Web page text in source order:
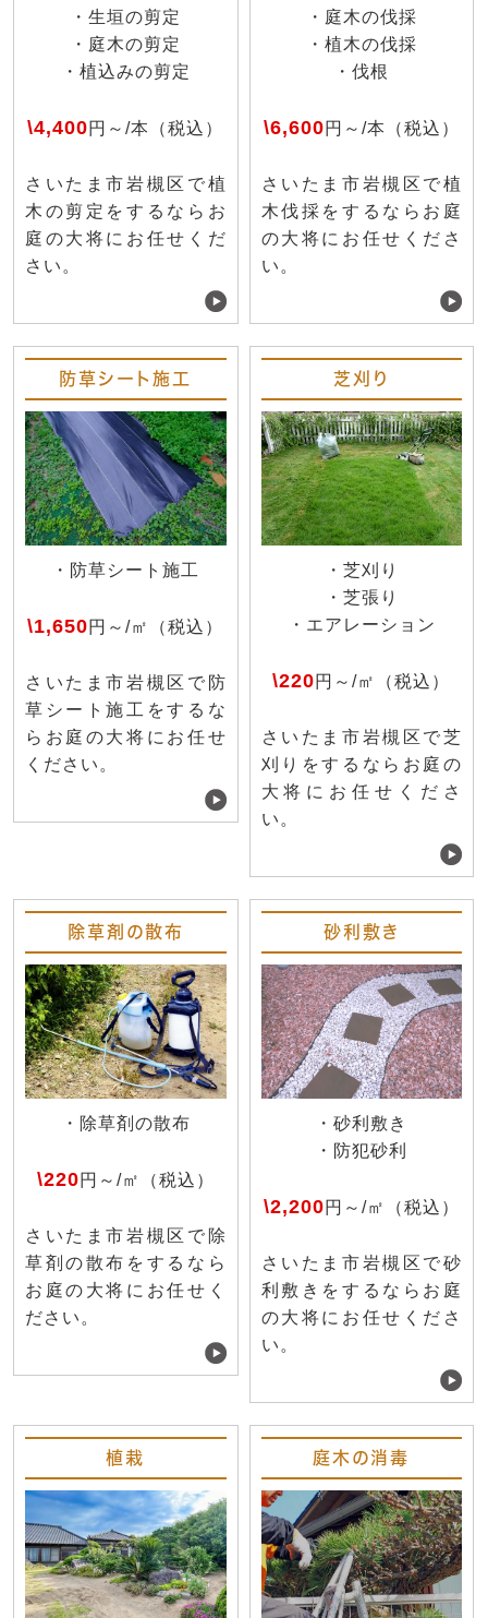
・生垣の剪定
・庭木の剪定
・植込みの剪定
\4,400円～/本（税込）
さいたま市岩槻区で植
木の剪定をするならお
庭の大将にお任せくだ
さい。
・庭木の伐採
・植木の伐採
・伐根
\6,600円～/本（税込）
さいたま市岩槻区で植
木伐採をするならお庭
の大将にお任せくださ
い。
防草シート施工
・防草シート施工
\1,650円～/㎡（税込）
さいたま市岩槻区で防
草シート施工をするな
らお庭の大将にお任せ
ください。
芝刈り
・芝刈り
・芝張り
・エアレーション
\220円～/㎡（税込）
さいたま市岩槻区で芝
刈りをするならお庭の
大将にお任せくださ
い。
除草剤の散布
・除草剤の散布
\220円～/㎡（税込）
さいたま市岩槻区で除
草剤の散布をするなら
お庭の大将にお任せく
ださい。
砂利敷き
・砂利敷き
・防犯砂利
\2,200円～/㎡（税込）
さいたま市岩槻区で砂
利敷きをするならお庭
の大将にお任せくださ
い。
植栽 庭木の消毒